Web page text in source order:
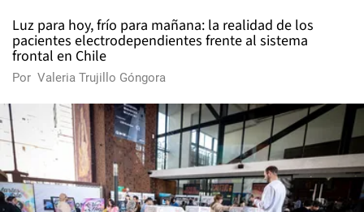
Luz para hoy, frío para mañana: la realidad de los
pacientes electrodependientes frente al sistema
frontal en Chile
Por Valeria Trujillo Góngora